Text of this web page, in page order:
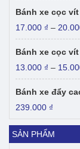
Bánh xe cọc
17.000 ₫ –
Bánh xe cọc vít
13.000 ₫ –
Bánh xe đẩy
239.000 ₫
SẢN PHẨM